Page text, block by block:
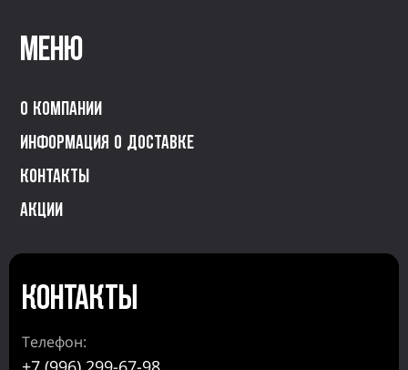
Меню
О компании
Информация о доставке
Контакты
Акции
Контакты
Телефон: